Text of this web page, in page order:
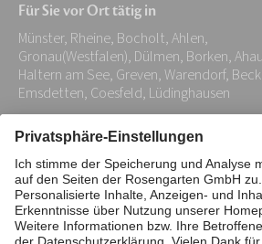
Adresse:
*
Für Sie vor Ort tätig in
Münster, Rheine, Bocholt, Ahlen,
Gronau(Westfalen), Dülmen, Borken,
Haltern am See, Greven, Warendorf,
Emsdetten, Coesfeld, Lüdinghausen
Impressum Datenschutz
Interne Meldestelle
Zahlungsmittel
Barrierefreiheitserklärung